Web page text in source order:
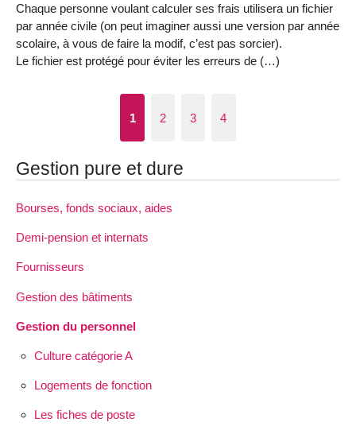
Chaque personne voulant calculer ses frais utilisera un fichier
par année civile (on peut imaginer aussi une version par année
scolaire, à vous de faire la modif, c’est pas sorcier).
Le fichier est protégé pour éviter les erreurs de (…)
1 2 3 4
Gestion pure et dure
Bourses, fonds sociaux, aides
Demi-pension et internats
Fournisseurs
Gestion des bâtiments
Gestion du personnel
Culture catégorie A
Logements de fonction
Les fiches de poste